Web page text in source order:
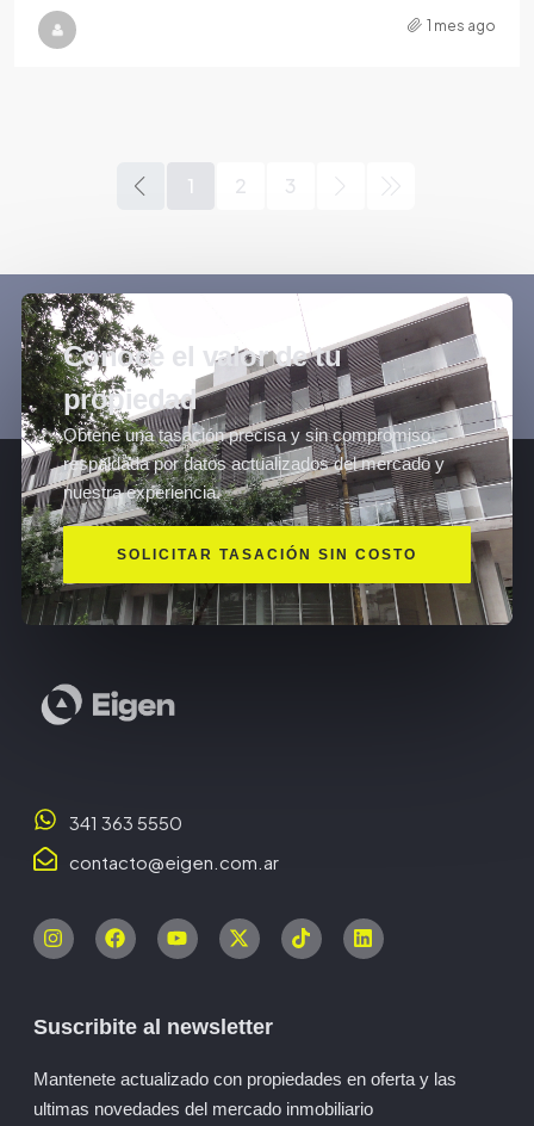
1 mes ago
1 2 3
Conocé el valor de tu
propiedad
Obtené una tasación precisa y sin compromiso,
respaldada por datos actualizados del mercado y
nuestra experiencia.
SOLICITAR TASACIÓN SIN COSTO
341 363 5550
contacto@eigen.com.ar
Suscribite al newsletter
Mantenete actualizado con propiedades en oferta y las
ultimas novedades del mercado inmobiliario